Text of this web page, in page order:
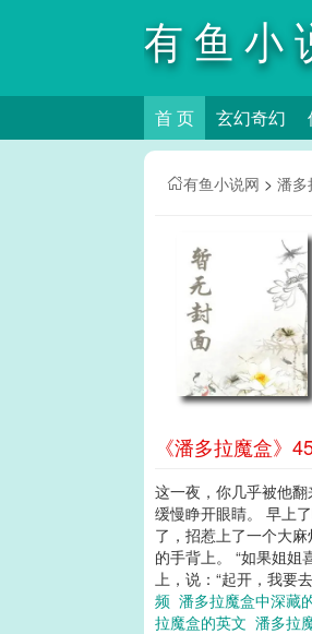
有鱼小
首 页 玄幻奇幻
有鱼小说网 > 潘多
《潘多拉魔盒》
这一夜，你几乎被他
缓慢睁开眼睛。 早上
了，招惹上了一个大
的手背上。 “如果姐
上，说：“起开，我要
频 潘多拉魔盒中深藏
拉魔盒的英文 潘多拉